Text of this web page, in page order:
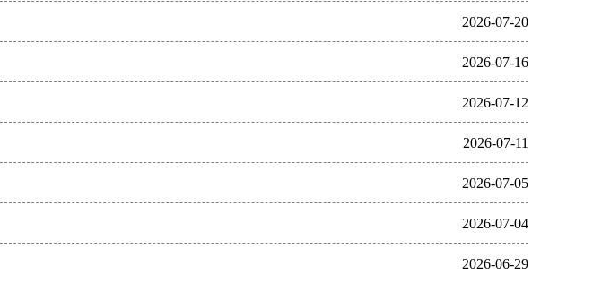
2026-07-20
2026-07-16
2026-07-12
2026-07-11
2026-07-05
2026-07-04
2026-06-29